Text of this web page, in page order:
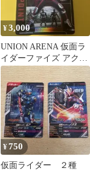
¥3,000
UNION ARENA 仮面ラ
イダーファイズ アクシ
ョンポイント
¥750
仮面ライダー ２種